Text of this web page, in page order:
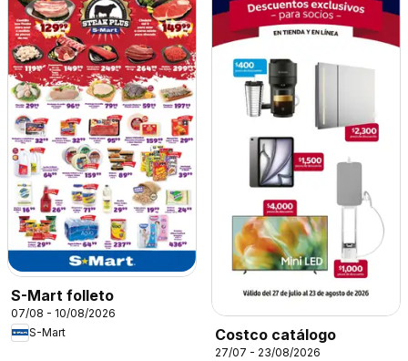
S-Mart folleto
07/08 - 10/08/2026
S-Mart
Costco catálogo
27/07 - 23/08/2026